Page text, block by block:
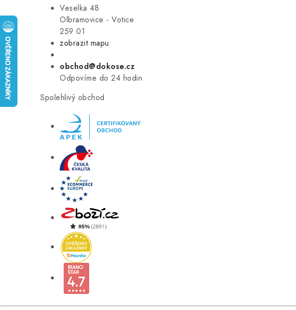
Veselka 48
Olbramovice - Votice
259 01
zobrazit mapu
obchod@dokose.cz
Odpovíme do 24 hodin
Spolehlivý obchod